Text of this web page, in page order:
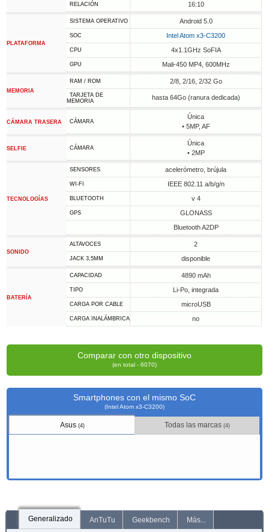
RELACIÓN 16:10
PLATAFORMA
SISTEMA OPERATIVO Android 5.0
SOC Intel Atom x3-C3200
CPU 4x1.1GHz SoFIA
GPU Mali-450 MP4, 600MHz
MEMORIA
RAM / ROM 2/8, 2/16, 2/32 Go
TARJETA DE
MEMORIA
hasta 64Go (ranura dedicada)
CÁMARA TRASERA CÁMARA
Única
• 5MP, AF
SELFIE CÁMARA
Única
• 2MP
TECNOLOGÍAS
SENSORES acelerómetro, brújula
WI-FI IEEE 802.11 a/b/g/n
BLUETOOTH v 4
GPS
GLONASS
Bluetooth A2DP
SONIDO
ALTAVOCES 2
JACK 3,5MM disponible
BATERÍA
CAPACIDAD 4890 mAh
TIPO Li-Po, integrada
CARGA POR CABLE microUSB
CARGA INALÁMBRICA no
Comparar con otro dispositivo
(en total - 6070)
Smartphones con el mismo SoC
(Intel Atom x3-C3200)
Asus (4) Todas las marcas(4)
Generalizado AnTuTu Geekbench Más...